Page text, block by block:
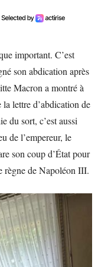
important. C’est
son abdication après
Macron a montré à
lettre d’abdication de
du sort, c’est aussi
de l’empereur, le
son coup d’État pour
règne de Napoléon III.